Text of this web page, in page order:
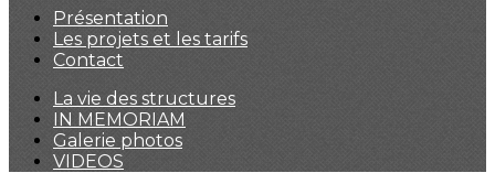
Présentation
Les projets et les tarifs
Contact
La vie des structures
IN MEMORIAM
Galerie photos
VIDEOS